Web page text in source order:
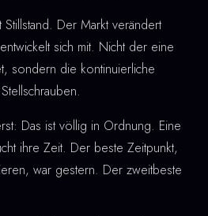
Stillstand. Der Markt verändert
sich mit. Nicht der eine
sondern die kontinuierliche
Das ist völlig in Ordnung. Eine
ihre Zeit. Der beste Zeitpunkt,
war gestern. Der zweitbeste